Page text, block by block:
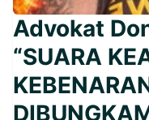
Advokat
“SUARA